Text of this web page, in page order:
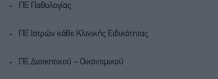
ΠΕ Παθολογίας
ΠΕ Ιατρών κάθε Κλινικής Ειδικότητας
ΠΕ Διοικητικού – Οικονομικού